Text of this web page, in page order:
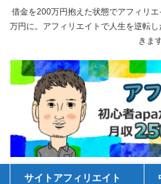
借金を200万円抱えた状態でアフィリ
万円に。アフィリエイトで人生を逆転
きま
サイトアフィリエイト